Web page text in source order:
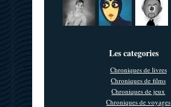
Les categories
Chroniques de livres
Chroniques de films
Chroniques de jeux
Chroniques de voyages